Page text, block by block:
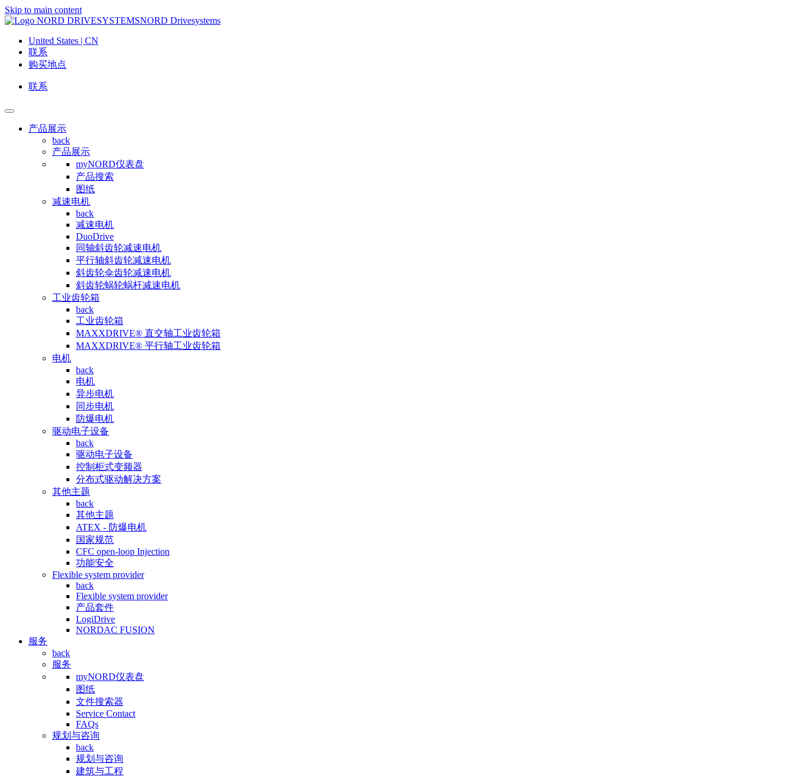
Skip to main content
NORD Drivesystems
United States | CN
联系
购买地点
联系
产品展示
back
产品展示
myNORD仪表盘
产品搜索
图纸
减速电机
back
减速电机
DuoDrive
同轴斜齿轮减速电机
平行轴斜齿轮减速电机
斜齿轮伞齿轮减速电机
斜齿轮蜗轮蜗杆减速电机
工业齿轮箱
back
工业齿轮箱
MAXXDRIVE® 直交轴工业齿轮箱
MAXXDRIVE® 平行轴工业齿轮箱
电机
back
电机
异步电机
同步电机
防爆电机
驱动电子设备
back
驱动电子设备
控制柜式变频器
分布式驱动解决方案
其他主题
back
其他主题
ATEX - 防爆电机
国家规范
CFC open-loop Injection
功能安全
Flexible system provider
back
Flexible system provider
产品套件
LogiDrive
NORDAC FUSION
服务
back
服务
myNORD仪表盘
图纸
文件搜索器
Service Contact
FAQs
规划与咨询
back
规划与咨询
建筑与工程